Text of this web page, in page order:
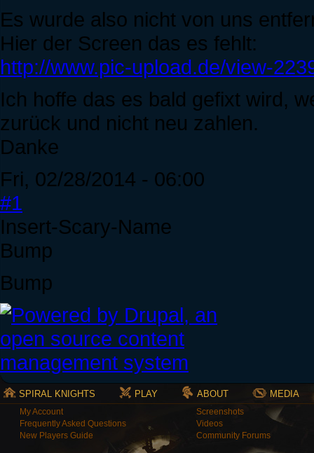
Es wurde also nicht von uns
Hier der Screen das es fehlt:
http://www.pic-upload.de/view-
Ich hoffe das es bald gefixt wird,
zurück und nicht neu zahlen.
Danke
Fri, 02/28/2014 - 06:00
#1
Insert-Scary-Name
Bump
Bump
SPIRAL KNIGHTS PLAY ABOUT MEDIA
My Account
Frequently Asked Questions
New Players Guide
Screenshots
Videos
Community Forums